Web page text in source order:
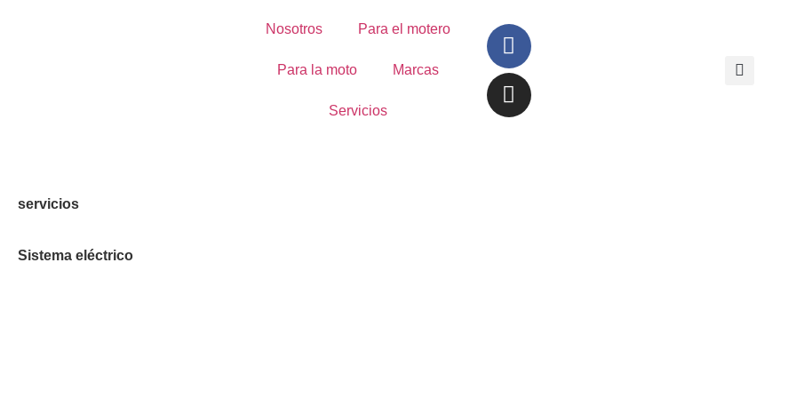
Nosotros Para el motero
Para la moto Marcas
Servicios
servicios
Sistema eléctrico